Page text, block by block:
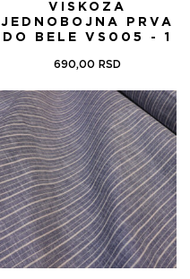
VISKOZA
JEDNOBOJNA PRVA
DO BELE VS005 - 1
690,00 RSD